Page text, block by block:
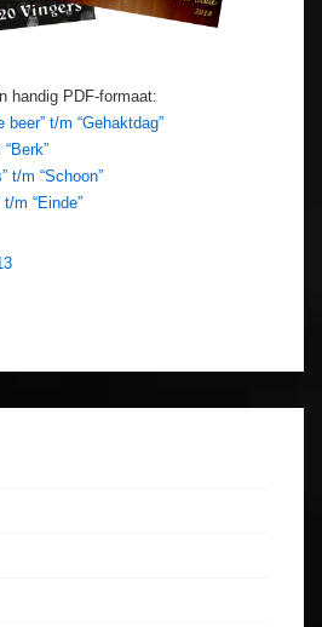
handig PDF-formaat:
t/m “Gehaktdag”
t/m “Schoon”
m “Einde”